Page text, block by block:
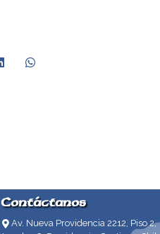
Contáctanos
Av. Nueva Providencia 2212, Piso 2,